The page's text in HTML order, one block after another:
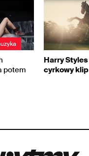
potem
Harry Styles
cyrkowy klip